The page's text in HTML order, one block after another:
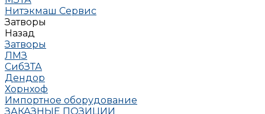
Нитэкмаш Сервис
Затворы
Назад
Затворы
ЛМЗ
СибЗТА
Дендор
Хорнхоф
Импортное оборудование
ЗАКАЗНЫЕ ПОЗИЦИИ